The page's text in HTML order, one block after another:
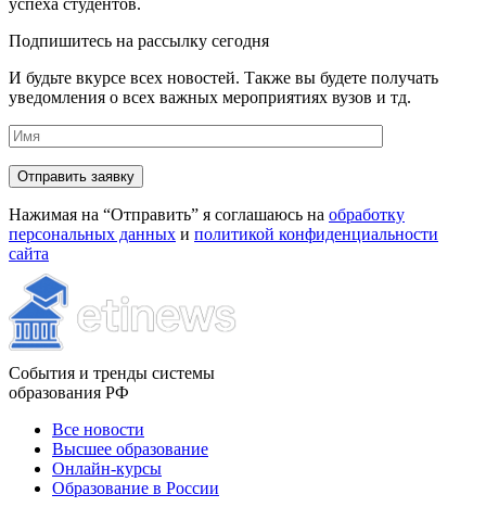
Подпишитесь на рассылку сегодня
И будьте вкурсе всех новостей. Также вы будете получать
уведомления о всех важных мероприятиях вузов и тд.
Нажимая на “Отправить” я соглашаюсь на обработку
персональных данных и политикой конфиденциальности
сайта
События и тренды системы
образования РФ
Все новости
Высшее образование
Онлайн-курсы
Образование в России